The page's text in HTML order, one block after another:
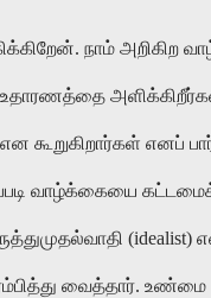
நாம் அறிகிற
கூறுகிறார்கள் எனப்
வாழ்க்கையை
வைத்தார்.